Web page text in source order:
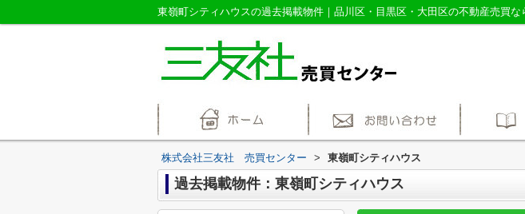
株式会社三友社 売買センター > 東嶺町シティハウス
過去掲載物件：東嶺町シティハウス